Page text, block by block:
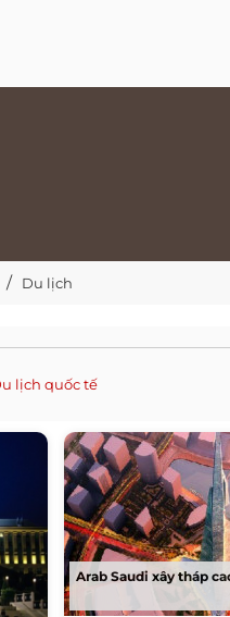
Du lịch
lịch quốc tế
Arab Saudi xây tháp